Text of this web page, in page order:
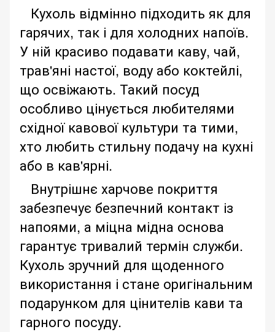
Кухоль відмінно підходить як для
гарячих, так і для холодних напоїв.
У ній красиво подавати каву, чай,
трав'яні настої, воду або коктейлі,
що освіжають. Такий посуд
особливо цінується любителями
східної кавової культури та тими,
хто любить стильну подачу на кухні
або в кав'ярні.
Внутрішнє харчове покриття
забезпечує безпечний контакт із
напоями, а міцна мідна основа
гарантує тривалий термін служби.
Кухоль зручний для щоденного
використання і стане оригінальним
подарунком для цінителів кави та
гарного посуду.